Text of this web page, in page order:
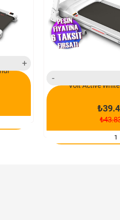
Voit Active
yeni ürün